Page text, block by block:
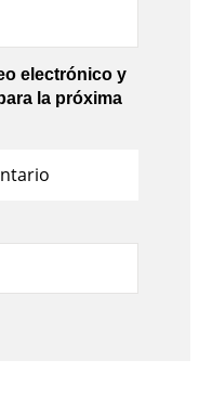
electrónico y
la próxima